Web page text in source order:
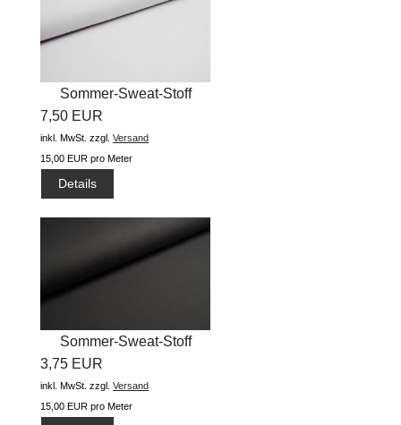
Sommer-Sweat-Stoff
7,50 EUR
inkl. MwSt. zzgl. Versand
15,00 EUR pro Meter
Details
Sommer-Sweat-Stoff
3,75 EUR
inkl. MwSt. zzgl. Versand
15,00 EUR pro Meter